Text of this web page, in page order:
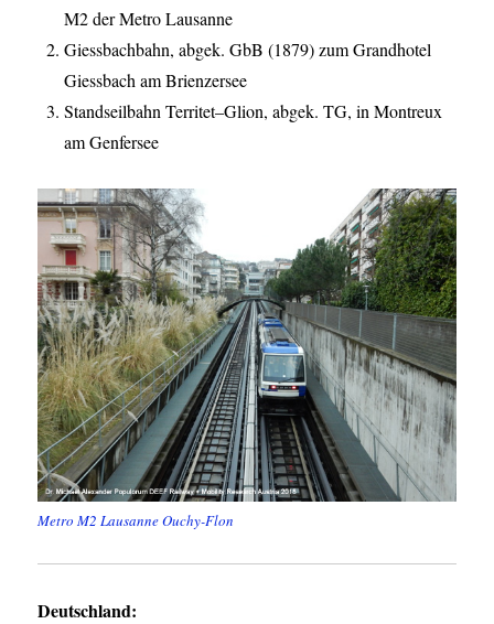
M2 der Metro Lausanne
Giessbachbahn, abgek. GbB (1879) zum Grandhotel
Giessbach am Brienzersee
Standseilbahn Territet–Glion, abgek. TG, in Montreux
am Genfersee
Metro M2 Lausanne Ouchy-Flon
Deutschland: